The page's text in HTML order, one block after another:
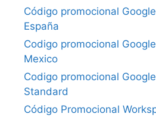
Código promocional
España
Codigo promocional
Mexico
Codigo promocional
Standard
Código Promocional